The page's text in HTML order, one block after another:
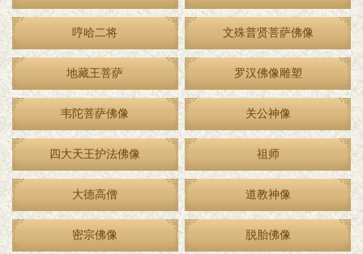
哼哈二将 文殊普贤菩萨佛像
地藏王菩萨 罗汉佛像雕塑
韦陀菩萨佛像 关公神像
四大天王护法佛像 祖师
大德高僧 道教神像
密宗佛像 脱胎佛像